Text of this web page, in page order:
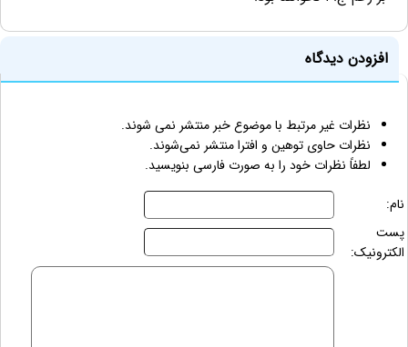
افزودن دیدگاه
نظرات غیر مرتبط با موضوع خبر منتشر نمی شوند.
نظرات حاوی توهین و افترا منتشر نمی‌شوند.
لطفاً نظرات خود را به صورت فارسی بنویسید.
نام:
پست
الکترونیک: